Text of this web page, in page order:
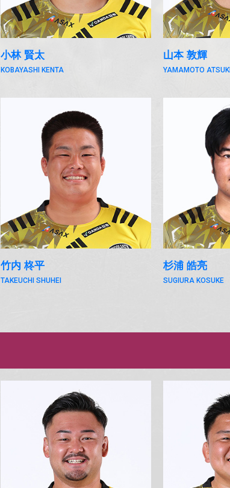
小林 賢太
KOBAYASHI KENTA
山本 敦輝
YAMAMOTO ATSUKI
竹内 柊平
TAKEUCHI SHUHEI
杉浦 皓亮
SUGIURA KOSUKE